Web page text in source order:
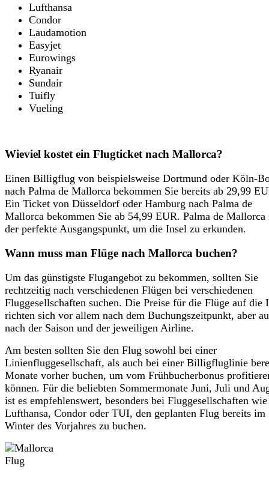
Lufthansa
Condor
Laudamotion
Easyjet
Eurowings
Ryanair
Sundair
Tuifly
Vueling
Wieviel kostet ein Flugticket nach Mallorca?
Einen Billigflug von beispielsweise Dortmund oder Köln-
nach Palma de Mallorca bekommen Sie bereits ab 29,99
Ein Ticket von Düsseldorf oder Hamburg nach Palma de
Mallorca bekommen Sie ab 54,99 EUR. Palma de Mallorca
der perfekte Ausgangspunkt, um die Insel zu erkunden.
Wann muss man Flüge nach Mallorca buchen?
Um das günstigste Flugangebot zu bekommen, sollten Sie
rechtzeitig nach verschiedenen Flügen bei verschiedenen
Fluggesellschaften suchen. Die Preise für die Flüge auf die
richten sich vor allem nach dem Buchungszeitpunkt, aber
nach der Saison und der jeweiligen Airline.
Am besten sollten Sie den Flug sowohl bei einer
Linienfluggesellschaft, als auch bei einer Billigfluglinie
Monate vorher buchen, um vom Frühbucherbonus
können. Für die beliebten Sommermonate Juni, Juli und
ist es empfehlenswert, besonders bei Fluggesellschaften wie
Lufthansa, Condor oder TUI, den geplanten Flug bereits im
Winter des Vorjahres zu buchen.